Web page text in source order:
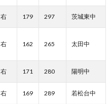
右 179 297 茨城東中
右 162 265 太田中
右 171 280 陽明中
右 169 289 若松台中